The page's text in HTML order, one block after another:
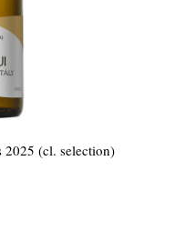
2025 (cl. selection)